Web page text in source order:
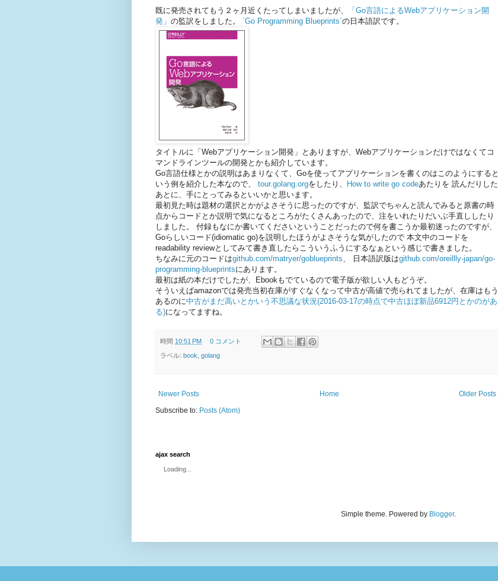
既に発売されてもう２ヶ月近くたってしまいましたが、
「Go言語によるWebアプリケーション開
発」 の監訳をしました。 `Go Programming Blueprints`の日本語訳です。
タイトルに「Webアプリケーション開発」とありますが、Webアプリケーションだけではなくてコ
マンドラインツールの開発とかも紹介しています。
Go言語仕様とかの説明はあまりなくて、Goを使ってアプリケーションを書くのはこのようにすると
いう例を紹介した本なので、 tour.golang.orgをしたり、 How to write go codeあたりを 読んだりした
あとに、手にとってみるといいかと思います。
最初見た時は題材の選択とかがよさそうに思ったのですが、監訳でちゃんと読んでみると原書の時
点からコードとか説明で気になるところがたくさんあったので、注をいれたりだいぶ手直ししたり
しました。 付録もなにか書いてくださいということだったので何を書こうか最初迷ったのですが、
Goらしいコード(idiomatic go)を説明したほうがよさそうな気がしたので 本文中のコードを
readability reviewとしてみて書き直したらこういうふうにするなぁという感じで書きました。
ちなみに元のコードはgithub.com/matryer/goblueprints、 日本語訳版はgithub.com/oreillly-japan/go-
programming-blueprintsにあります。
最初は紙の本だけでしたが、Ebookもでているので電子版が欲しい人もどうぞ。
そういえばamazonでは発売当初在庫がすぐなくなって中古が高値で売られてましたが、在庫はもう
あるのに中古がまだ高いとかいう不思議な状況(2016-03-17の時点で中古ほぼ新品6912円とかのがあ
る)になってますね。
時間 10:51 PM 0 コメント
ラベル: book golang
Newer Posts Older Posts
Home
Subscribe to: Posts (Atom)
ajax search
Loading...
Simple theme. Powered by Blogger.